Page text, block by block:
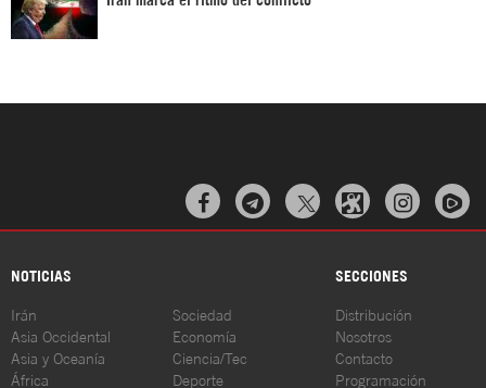
  
NOTICIAS SECCIONES
Irán
Asia Occidental
Asia y Oceanía
África
Sociedad
Economía
Ciencia/Tec
Deporte
Distribución
Nosotros
Contacto
Programación